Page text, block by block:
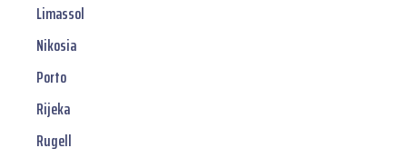
Limassol
Nikosia
Porto
Rijeka
Rugell